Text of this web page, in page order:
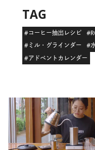
TAG
#コーヒー抽出レシピ
#ミル・グラインダー
#
#アドベントカレンダー